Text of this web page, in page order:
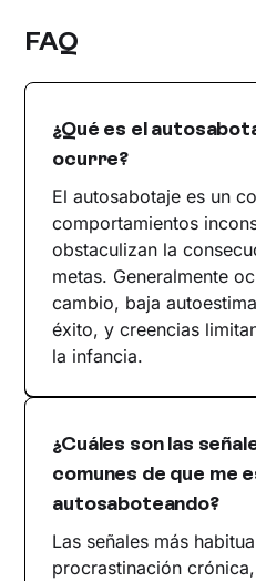
FAQ
¿Qué es el
ocurre?
El autosabotaje es un
comportamientos
obstaculizan la
metas. Generalmente
cambio, baja
éxito, y creencias
la infancia.
¿Cuáles son las
comunes de que me
autosaboteando?
Las señales más
procrastinación